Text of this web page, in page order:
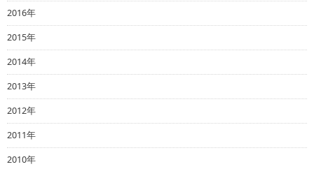
2016年
2015年
2014年
2013年
2012年
2011年
2010年